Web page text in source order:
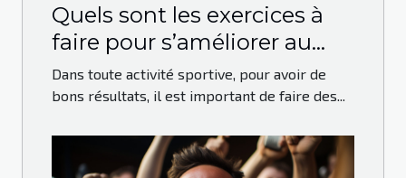
Quels sont les exercices à
faire pour s’améliorer au
running ?
Dans toute activité sportive, pour avoir de
bons résultats, il est important de faire des...